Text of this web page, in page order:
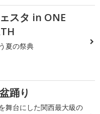
スタ in ONE
夏の祭典
踊り
舞台にした関西最大級の